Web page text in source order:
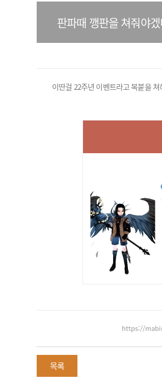
판파때 깽판을 쳐줘야
이딴걸 22주년 이벤트라고 복붙을 쳐
https://
목록